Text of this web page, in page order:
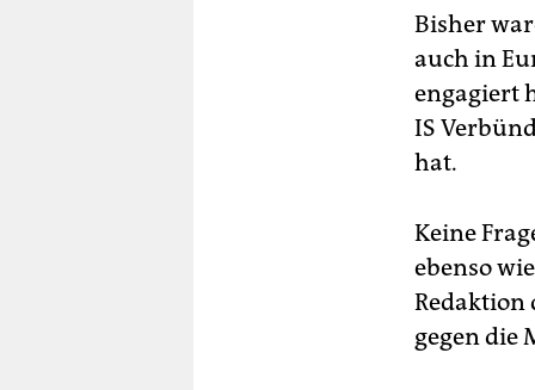
Bisher
auch in
engagiert
IS
hat.
Keine
ebenso
Redaktion
gegen die